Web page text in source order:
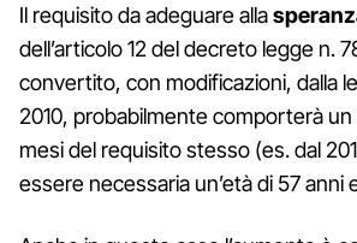
Il requisito da adeguare alla
dell’articolo 12 del decreto legge n.
convertito, con modificazioni, dalla
2010, probabilmente comporterà
mesi del requisito stesso (es. dal
essere necessaria un’età di 57 anni